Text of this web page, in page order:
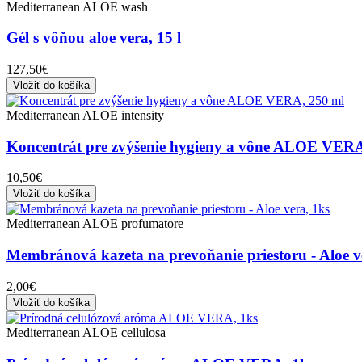
Mediterranean ALOE wash
Gél s vôňou aloe vera, 15 l
127,50€
Vložiť do košíka
Mediterranean ALOE intensity
Koncentrát pre zvýšenie hygieny a vône ALOE
10,50€
Vložiť do košíka
Mediterranean ALOE profumatore
Membránová kazeta na prevoňanie priestoru - Aloe
2,00€
Vložiť do košíka
Mediterranean ALOE cellulosa